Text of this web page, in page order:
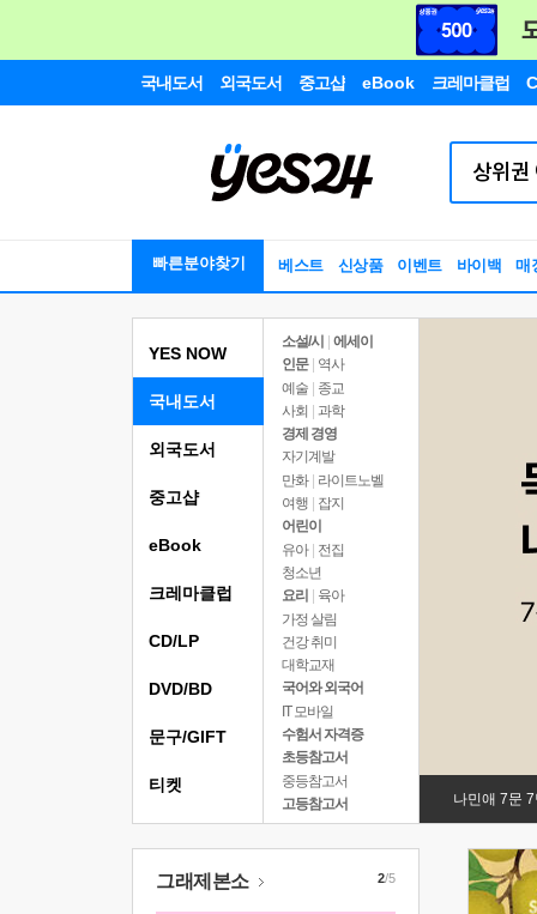
국내도서 외국도서 중고샵 eBook 크레마클럽
빠른분야찾기 베스트 신상품 이벤트 바이백 매
YES NOW
국내도서
소설/시
에세이
인문
역사
예술 | 종교
사회 | 과학
경제 경영
자기계발
만화 | 라이트노벨
여행
잡지
어린이
유아 | 전집
청소년
요리
육아
가정 살림
건강 취미
대학교재
국어와 외국어
IT 모바일
수험서 자격증
초등참고서
중등참고서
고등참고서
나민애 7문
외국도서
중고샵
eBook
크레마클럽
CD/LP
DVD/BD
문구/GIFT
티켓
그래제본소 2/5